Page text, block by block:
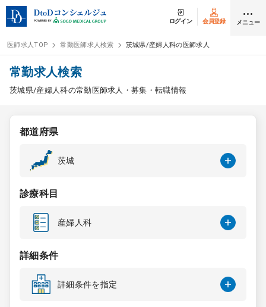
ログイン 会員登録 メニュー
ログイン
医師求人
常勤検索
スポット検索
DtoDの転職・
コンサルタント
医師求人TOP 常勤医師求人検索 茨城県/産婦人科の医師求人
常勤求人検索
茨城県/産婦人科の常勤医師求人・募集・転職情報
都道府県
茨城
診療科目
産婦人科
詳細条件
詳細条件を指定